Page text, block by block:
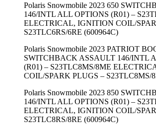
Polaris Snowmobile 2023 650
146/INTL ALL OPTIONS (R01) –
ELECTRICAL, IGNITION COIL/
S23TLC6RS/6RE (600964C)
Polaris Snowmobile 2023 PATRIOT
SWITCHBACK ASSAULT 146/INTL
(R01) – S23TLC8MS/8ME
COIL/SPARK PLUGS – S23TLC8MS/
Polaris Snowmobile 2023 850
146/INTL ALL OPTIONS (R01) –
ELECTRICAL, IGNITION COIL/
S23TLC8RS/8RE (600964C)